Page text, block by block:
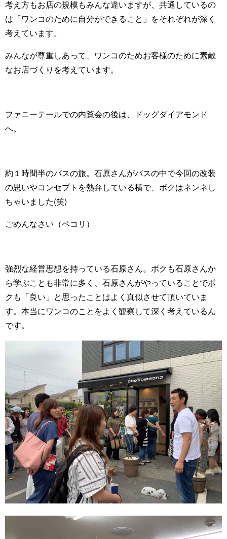
考え方もお店の規模もみんな違いますが、共通しているの
は「ワンコのために自分ができること」をそれぞれが深く
考えています。
みんなが尊重しあって、ワンコのためお客様のために素敵
なお店づくりを考えています。
ファニーテールでの内覧会の後は、ドッグダイアモンド
へ。
約１時間半のバスの旅。石原さんがバスの中で今回の改装
の思いやコンセプトを熱弁している横で、ボクはネンネし
ちゃいました(笑)
ごめんなさい（ペコリ）
強烈な経営思想を持っている石原さん。ボクも石原さんか
ら学ぶことも非常に多く、石原さんがやっていることでボ
クも「良い」と思ったことはよく真似させて頂いていま
す。本当にワンコのことをよく観察して深く考えているん
です。